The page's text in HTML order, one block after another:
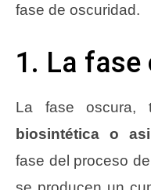
fase de oscuridad.
1. La fase
La fase oscura,
biosintética o
fase del proceso